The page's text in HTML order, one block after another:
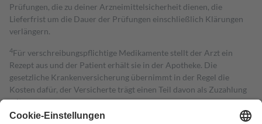
Prüfungen, die zu deiner Arzneimittelsicherheit dienen, die
Lieferfrist um die Dauer der Prüfungen einschließlich Klärungen
verlängern.
4Für verschreibungspflichtige Medikamente stellt der Arzt ein
Rezept aus und der Patient erhält sie in der Apotheke. Die
gesetzliche Krankenversicherung übernimmt in der Regel die
Kosten dafür, der Versicherte trägt einen Teil davon als Zuzahlung
mit.
Grundsätzlich leisten Mitglieder Zuzahlungen in Höhe von zehn